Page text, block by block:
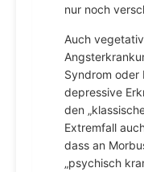
nur noch
Auch
Syndrom oder
depressive
den
Extremfall
dass an
„psychisch